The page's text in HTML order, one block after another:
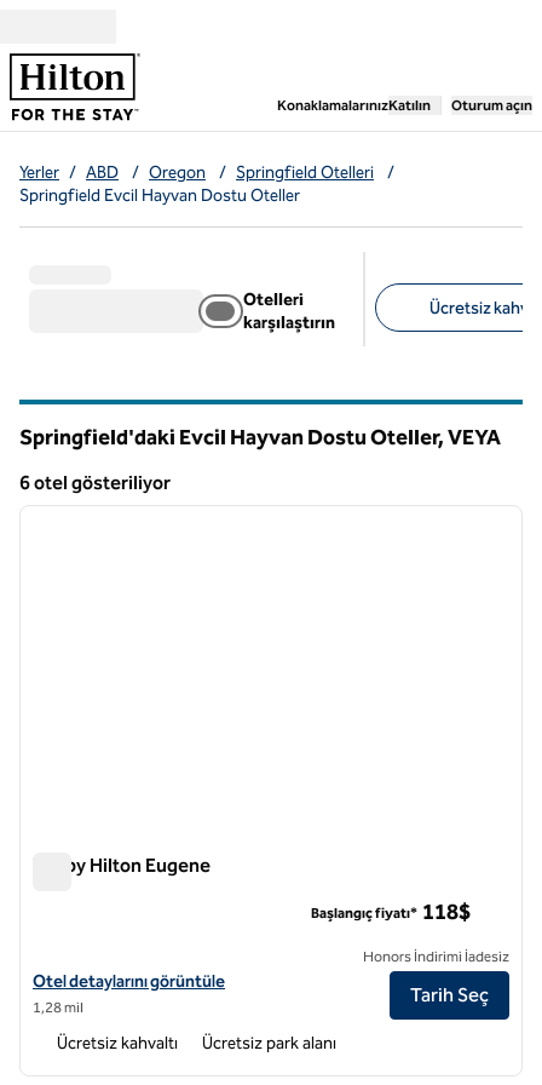
Konaklamalarınız,Yeni bir sekme
Katılın Oturum açın
Yerler / ABD / Oregon / Springfield Otelleri
/
Springfield Evcil Hayvan Dostu Oteller
Otelleri
karşılaştırın
Ücretsiz
Springfield'daki Evcil Hayvan Dostu Oteller,VEYA
6 otel gösteriliyor
6 otel gösteriliyor
1 / 12
Tru by Hilton Eugene
Tru by Hilton Eugene için otel detaylarını görüntüleyin
Otel detaylarını görüntüle
1,28 mil
Başlangıç fiyatı* 118$
Honors İndirimi İadesiz
Tarih Seç
Ücretsiz kahvaltı Ücretsiz park alanı